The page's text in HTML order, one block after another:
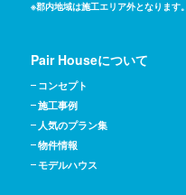
※郡内地域は施工エリア外となります
Pair Houseについて
コンセプト
施工事例
人気のプラン集
物件情報
モデルハウス